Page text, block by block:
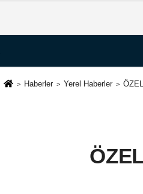
Haberler Yerel Haberler